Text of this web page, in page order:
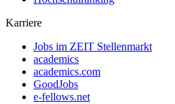
Karriere
Jobs im ZEIT Stellenmarkt
academics
academics.com
GoodJobs
e-fellows.net